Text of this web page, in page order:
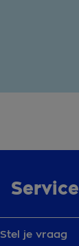
Stel je vraag